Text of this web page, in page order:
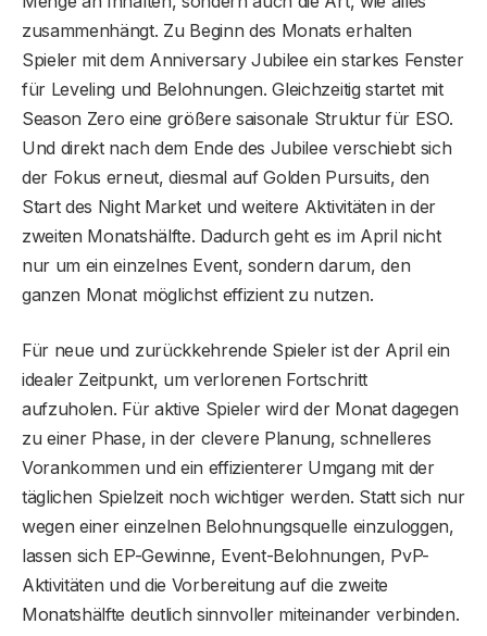
zusammenhängt. Zu Beginn des Monats erhalten
Spieler mit dem Anniversary Jubilee ein starkes Fenster
für Leveling und Belohnungen. Gleichzeitig startet mit
Season Zero eine größere saisonale Struktur für ESO.
Und direkt nach dem Ende des Jubilee verschiebt sich
der Fokus erneut, diesmal auf Golden Pursuits, den
Start des Night Market und weitere Aktivitäten in der
zweiten Monatshälfte. Dadurch geht es im April nicht
nur um ein einzelnes Event, sondern darum, den
ganzen Monat möglichst effizient zu nutzen.
Für neue und zurückkehrende Spieler ist der April ein
idealer Zeitpunkt, um verlorenen Fortschritt
aufzuholen. Für aktive Spieler wird der Monat dagegen
zu einer Phase, in der clevere Planung, schnelleres
Vorankommen und ein effizienterer Umgang mit der
täglichen Spielzeit noch wichtiger werden. Statt sich nur
wegen einer einzelnen Belohnungsquelle einzuloggen,
lassen sich EP-Gewinne, Event-Belohnungen, PvP-
Aktivitäten und die Vorbereitung auf die zweite
Monatshälfte deutlich sinnvoller miteinander verbinden.